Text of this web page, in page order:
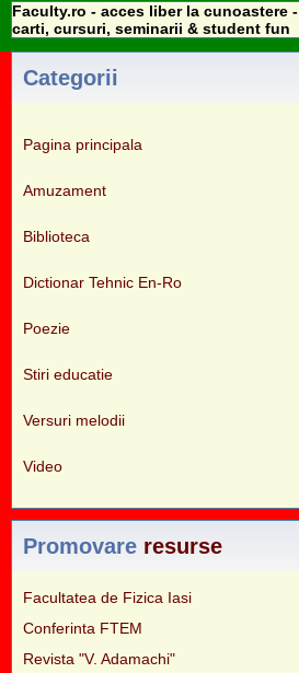
Faculty.ro - acces liber la cunoastere -
carti, cursuri, seminarii & student fun
Categorii
Pagina principala
Amuzament
Biblioteca
Dictionar Tehnic En-Ro
Poezie
Stiri educatie
Versuri melodii
Video
Promovare resurse
Facultatea de Fizica Iasi
Conferinta FTEM
Revista "V. Adamachi"